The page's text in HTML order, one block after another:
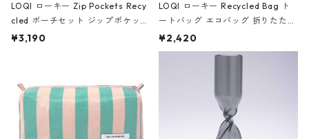
LOQI ローキー Zip Pockets Recy
cled ポーチセット ジップポケット
ファスナーポーチ 撥水加工 トラベ
ーガンディー、オフホワイト
¥3,190
LOQI ローキー Recycled Bag ト
ートバッグ エコバッグ 折りたたみ
大きめ 撥水加工 収納ポーチ CRO
CODILE/Black クロコダイル/ブラ
¥2,420